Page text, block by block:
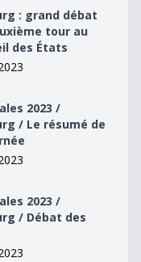
tour au Conseil
: grand débat
tour au
des États
de la journée
2023 /
/ Le résumé de
des chefs
2023 /
/ Débat des